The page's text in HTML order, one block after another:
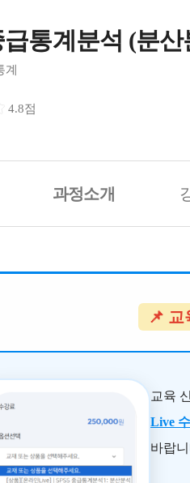
급통계분석 (분
4.8점
과정소개
📌 교
교육
Live
바랍